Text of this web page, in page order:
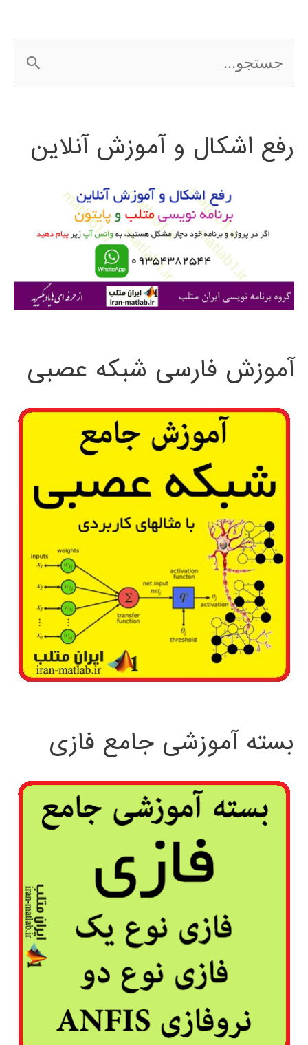
س
ج
ی
رفع اشکال و آموزش آنلاین
آموزش فارسی شبکه عصبی
بسته آموزشی جامع فازی